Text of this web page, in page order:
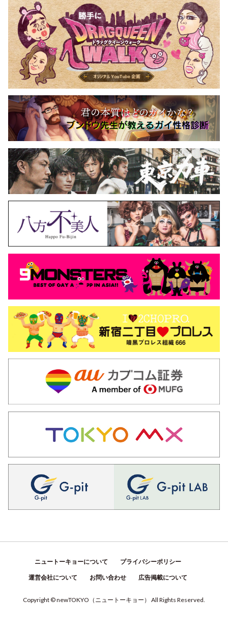
ニュートーキョーについて プライバシーポリシー
運営会社について お問い合わせ 広告掲載について
Copyright © newTOKYO （ ニュートーキョー ） All Rights Reserved.